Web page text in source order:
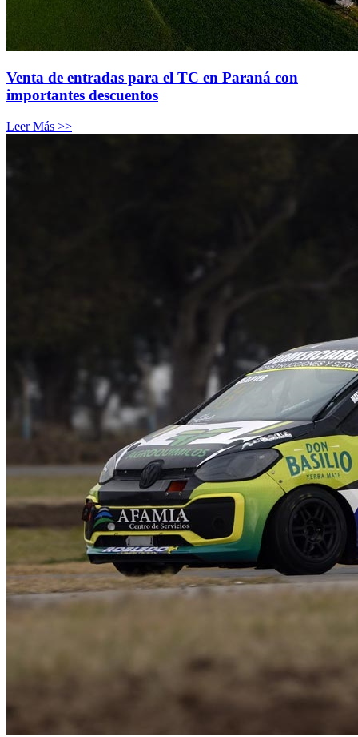
Venta de entradas para el TC en Paraná con
importantes descuentos
Leer Más >>